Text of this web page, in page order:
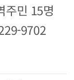
주민 15명
9702